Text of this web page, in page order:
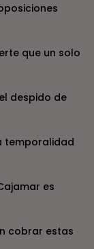
que un solo
despido de
temporalidad
es
cobrar estas